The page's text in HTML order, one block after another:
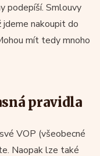
podepíší. Smlouvy
nakoupit do
mít tedy mnoho
pravidla
VOP (všeobecné
Naopak lze také